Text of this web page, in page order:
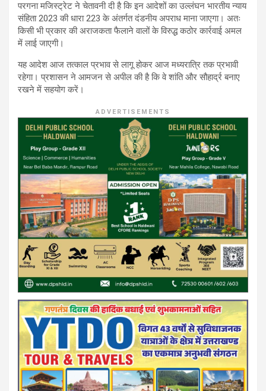
परगना मजिस्ट्रेट ने चेतावनी दी है कि इन आदेशों का उल्लंघन भारतीय न्याय
संहिता 2023 की धारा 223 के अंतर्गत दंडनीय अपराध माना जाएगा। अतः
किसी भी प्रकार की अराजकता फैलाने वालों के विरुद्ध कठोर कार्रवाई अमल
में लाई जाएगी।
यह आदेश आज तत्काल प्रभाव से लागू होकर आज मध्यरात्रि तक प्रभावी
रहेगा। प्रशासन ने आमजन से अपील की है कि वे शांति और सौहार्द्र बनाए
रखने में सहयोग करें।
ADVERTISEMENTS